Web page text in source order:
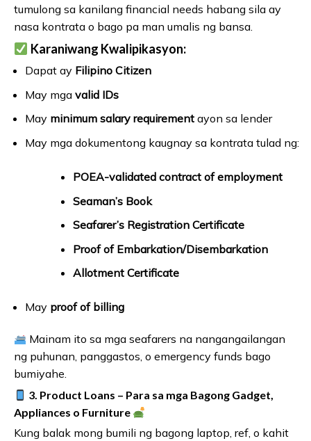
tumulong sa kanilang financial needs habang sila ay
nasa kontrata o bago pa man umalis ng bansa.
Karaniwang Kwalipikasyon:
Dapat ay Filipino Citizen
May mga valid IDs
May minimum salary requirementayon sa lender
May mga dokumentong kaugnay sa kontrata tulad ng:
POEA-validated contract of employment
Seaman’s Book
Seafarer’s Registration Certificate
Proof of Embarkation/Disembarkation
Allotment Certificate
May proof of billing
Mainam ito sa mga seafarers na nangangailangan
ng puhunan, panggastos, o emergency funds bago
bumiyahe.
3. Product Loans – Para sa mga Bagong Gadget,
Appliances o Furniture
Kung balak mong bumili ng bagong laptop, ref, o kahit